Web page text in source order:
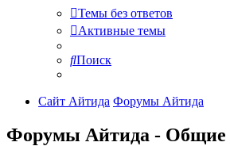
Темы без ответов
Активные темы
Поиск
Сайт Айтида Форумы Айтида
Форумы Айтида - Общие